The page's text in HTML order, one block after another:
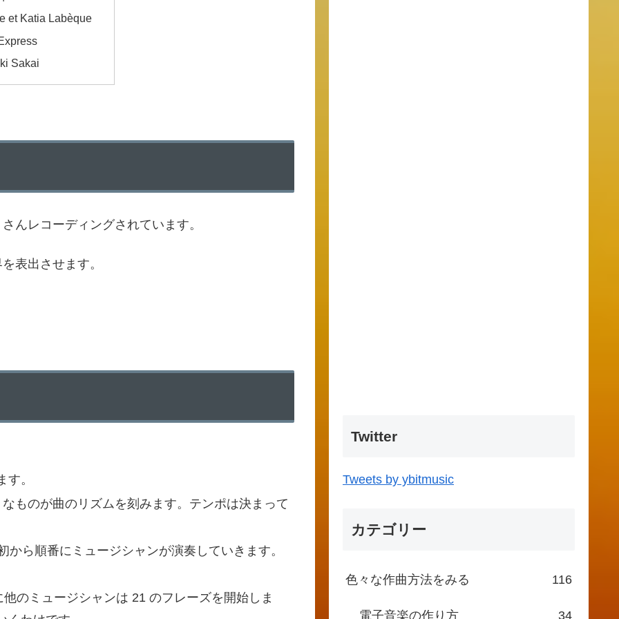
et Katia Labèque
Sakai
んレコーディングされています。
表出させます。
。
ものが曲のリズムを刻みます。テンポは決まって
ら順番にミュージシャンが演奏していきます。
のミュージシャンは 21 のフレーズを開始しま
Twitter
Tweets by ybitmusic
カテゴリー
色々な作曲方法をみる 116
電子音楽の作り方 34